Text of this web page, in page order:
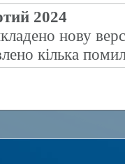
2024
нову
кілька